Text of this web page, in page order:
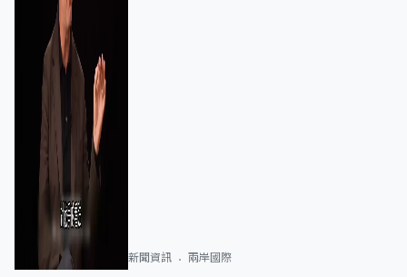
新聞資訊 兩岸國際